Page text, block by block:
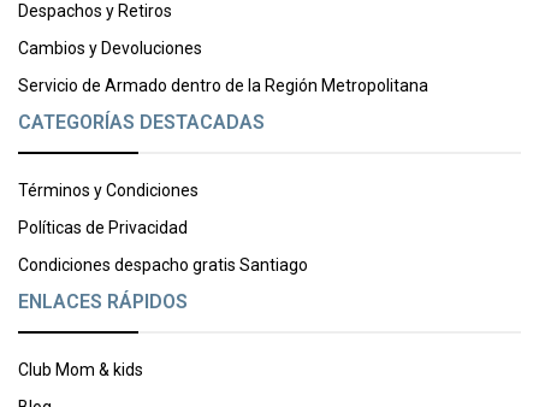
Despachos y Retiros
Cambios y Devoluciones
Servicio de Armado dentro de la Región Metropolitana
CATEGORÍAS DESTACADAS
Términos y Condiciones
Políticas de Privacidad
Condiciones despacho gratis Santiago
ENLACES RÁPIDOS
Club Mom & kids